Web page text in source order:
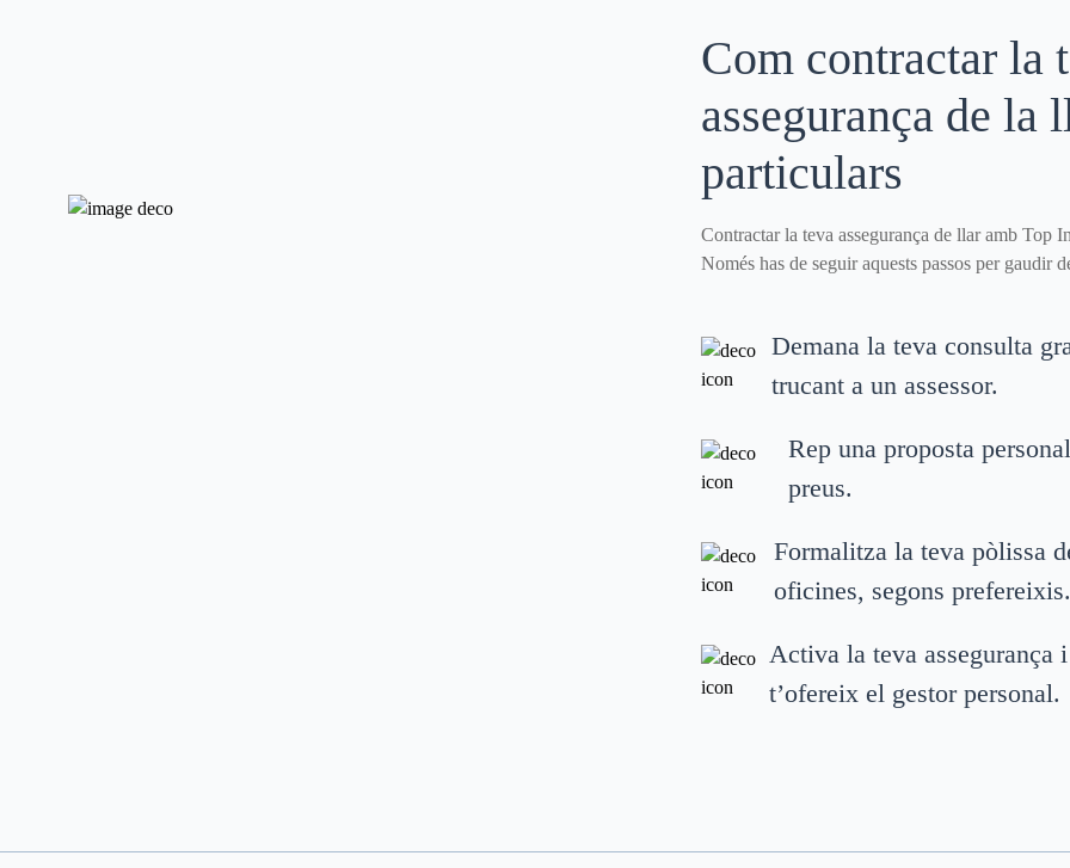
Com contractar la
assegurança de la
particulars
Contractar la teva assegurança de llar amb Top
Només has de seguir aquests passos per gaudir
Demana la teva consulta
trucant a un assessor.
Rep una proposta
preus.
Formalitza la teva pòlissa
oficines, segons prefereixis.
Activa la teva assegurança
t’ofereix el gestor personal.